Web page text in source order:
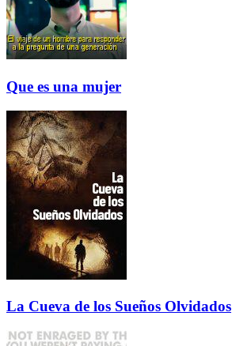
Que es una mujer
La Cueva de los Sueños Olvidados